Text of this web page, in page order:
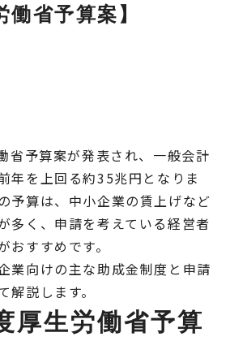
働省予算案】
省予算案が発表され、一般会計
年を上回る約35兆円となりま
予算は、中小企業の賃上げなど
多く、申請を考えている経営者
おすすめです。
業向けの主な助成金制度と申請
解説します。
厚生労働省予算